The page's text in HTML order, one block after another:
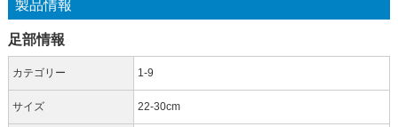
製品情報
足部情報
カテゴリー 1-9
サイズ 22-30cm